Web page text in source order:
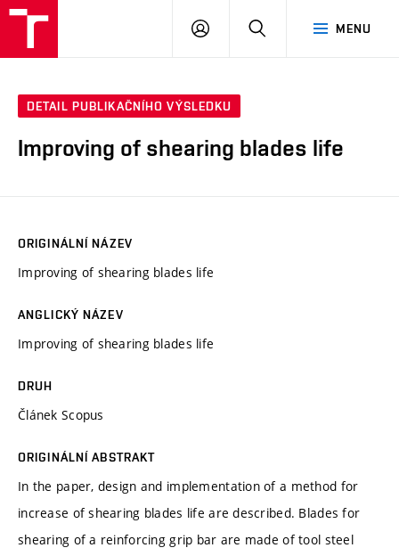
MENU
PŘIHLÁSIT
DETAIL PUBLIKAČNÍHO VÝSLEDKU
Improving of shearing blades life
ORIGINÁLNÍ NÁZEV
Improving of shearing blades life
ANGLICKÝ NÁZEV
Improving of shearing blades life
DRUH
Článek Scopus
ORIGINÁLNÍ ABSTRAKT
In the paper, design and implementation of a method for
increase of shearing blades life are described. Blades for
shearing of a reinforcing grip bar are made of tool steel